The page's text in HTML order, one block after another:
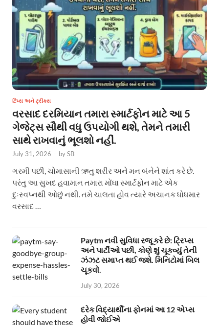
ટિપ્સ અને ટ્રીક્સ
વરસાદ દરમિયાન તમારા સ્માર્ટફોન માટે આ 5
ગેજેટ્સ સૌથી વધુ ઉપયોગી થશે, તેમને તમારી
સાથે રાખવાનું ભૂલશો નહીં.
July 31, 2026 - bySB
ગરમી પછી, ચોમાસાની ઋતુ શરીર અને મન બંનેને શાંત કરે છે.
પરંતુ આ સુખદ હવામાન તમારા મોંઘા સ્માર્ટફોન માટે એક
દુઃસ્વપ્નથી ઓછું નથી. તમે ચાલતા હોવ ત્યારે અચાનક ધોધમાર
વરસાદ …
Paytm નવી સુવિધા રજૂ કરે છે: ટ્રિપ્સ
અને પાર્ટીઓ પછી, કોણે શું ચૂકવ્યું તેની
ઝંઝટ સમાપ્ત થઈ જશે. મિનિટોમાં બિલ
ચૂકવો.
July 30, 2026
દરેક વિદ્યાર્થીના ફોનમાં આ 12 એપ્સ
હોવી જોઈએ